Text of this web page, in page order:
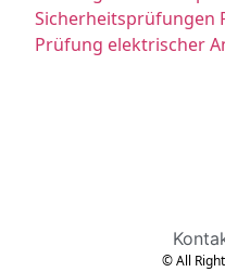
Sicherheitsprüfungen
Prüfung elektrischer
© All